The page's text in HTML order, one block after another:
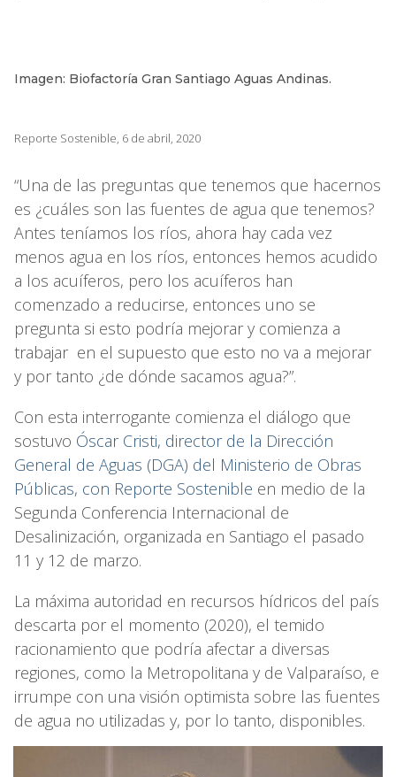
Imagen: Biofactoría Gran Santiago Aguas Andinas.
Reporte Sostenible, 6 de abril, 2020
“Una de las preguntas que tenemos que hacernos
es ¿cuáles son las fuentes de agua que tenemos?
Antes teníamos los ríos, ahora hay cada vez
menos agua en los ríos, entonces hemos acudido
a los acuíferos, pero los acuíferos han
comenzado a reducirse, entonces uno se
pregunta si esto podría mejorar y comienza a
trabajar en el supuesto que esto no va a mejorar
y por tanto ¿de dónde sacamos agua?”.
Con esta interrogante comienza el diálogo que
sostuvo Óscar Cristi, director de la Dirección
General de Aguas (DGA) del Ministerio de Obras
Públicas, con Reporte Sostenible en medio de la
Segunda Conferencia Internacional de
Desalinización, organizada en Santiago el pasado
11 y 12 de marzo.
La máxima autoridad en recursos hídricos del país
descarta por el momento (2020), el temido
racionamiento que podría afectar a diversas
regiones, como la Metropolitana y de Valparaíso, e
irrumpe con una visión optimista sobre las fuentes
de agua no utilizadas y, por lo tanto, disponibles.